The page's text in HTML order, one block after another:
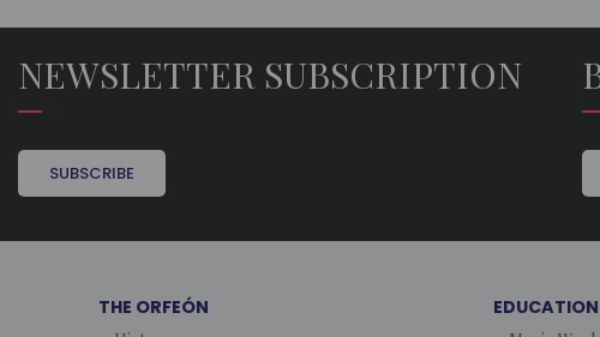
NEWSLETTER SUBSCRIPTION
SUBSCRIBE
THE ORFEÓN EDUCATION